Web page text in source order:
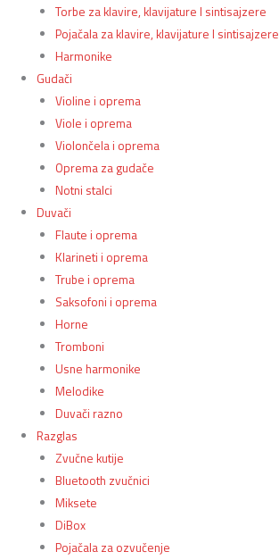
Torbe za klavire, klavijature I sintisajzere
Pojačala za klavire, klavijature I sintisajzere
Harmonike
Gudači
Violine i oprema
Viole i oprema
Violončela i oprema
Oprema za gudače
Notni stalci
Duvači
Flaute i oprema
Klarineti i oprema
Trube i oprema
Saksofoni i oprema
Horne
Tromboni
Usne harmonike
Melodike
Duvači razno
Razglas
Zvučne kutije
Bluetooth zvučnici
Miksete
DiBox
Pojačala za ozvučenje